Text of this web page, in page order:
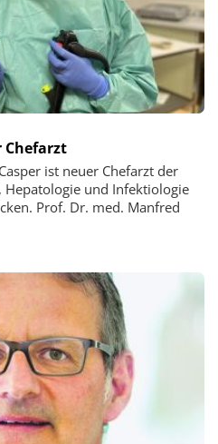
Chefarzt
ist neuer Chefarzt der
und Infektiologie
Prof. Dr. med. Manfred